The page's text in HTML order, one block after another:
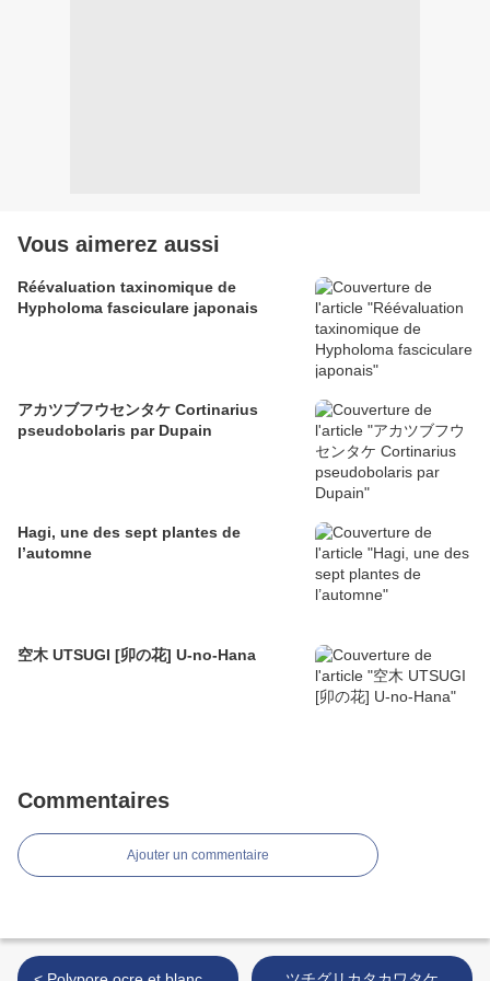
Vous aimerez aussi
Réévaluation taxinomique de
Hypholoma fasciculare japonais
アカツブフウセンタケ Cortinarius
pseudobolaris par Dupain
Hagi, une des sept plantes de
l’automne
空木 UTSUGI [卯の花] U-no-Hana
Commentaires
Ajouter un commentaire